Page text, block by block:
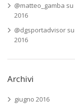
@matteo_gamba su
2016
@dgsportadvisor su
2016
Archivi
giugno 2016